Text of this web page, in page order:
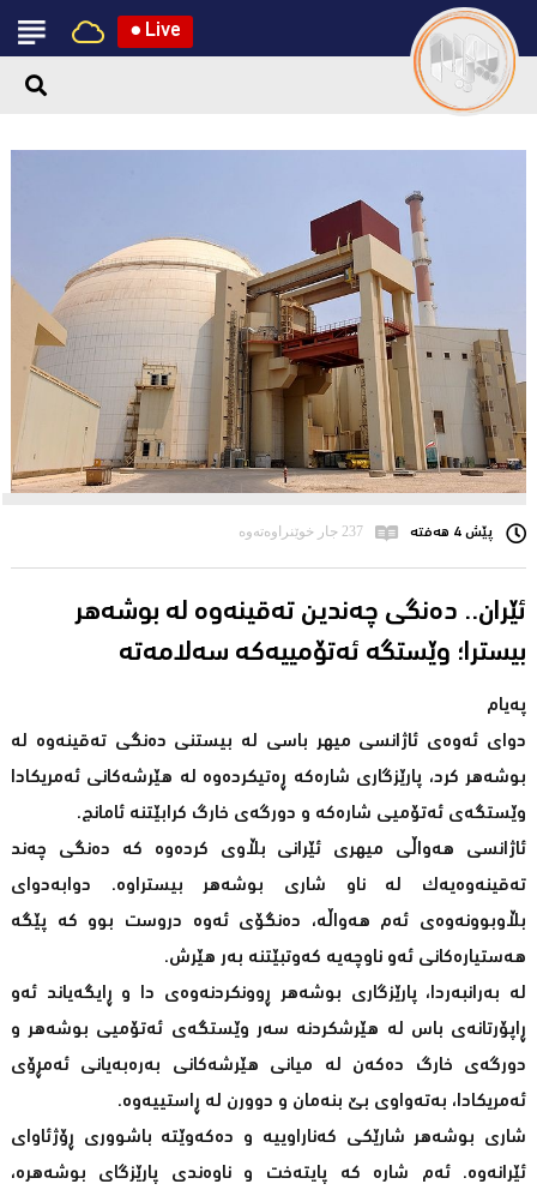
● Live
پێش 4 هەفتە 237 جار خوێنراوەتەوە
ئێران.. ده‌نگی چه‌ندین ته‌قینه‌وه‌ له‌ بوشه‌هر
په‌یام
دوای ئەوەی ئاژانسی میهر باسی لە بیستنی دەنگی تەقینەوە لە
بوشەهر کرد، پارێزگاری شارەکە ڕەتیکردەوە لە هێرشەکانی ئەمریکادا
وێستگەی ئەتۆمیی شارەکە و دورگەی خارگ کرابێتنە ئامانج.
ئاژانسی هەواڵی میهری ئێرانی بڵاوی کردەوە کە دەنگی چەند
تەقینەوەیەک لە ناو شاری بوشەهر بیستراوە. دوابەدوای
بڵاوبوونەوەی ئەم هەواڵە، دەنگۆی ئەوە دروست بوو کە پێگە
هەستیارەکانی ئەو ناوچەیە کەوتبێتنە بەر هێرش.
لە بەرانبەردا، پارێزگاری بوشەهر ڕوونکردنەوەی دا و ڕایگەیاند ئەو
ڕاپۆرتانەی باس لە هێرشکردنە سەر وێستگەی ئەتۆمیی بوشەهر و
دورگەی خارگ دەکەن لە میانی هێرشەکانی بەرەبەیانی ئەمڕۆی
ئەمریکادا، بەتەواوی بێ بنەمان و دوورن لە ڕاستییەوە.
شاری بوشەهر شارێکی کەناراوییە و دەکەوێتە باشووری ڕۆژئاوای
ئێرانەوە. ئەم شارە کە پایتەخت و ناوەندی پارێزگای بوشەهرە،